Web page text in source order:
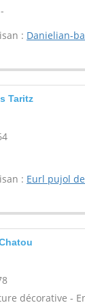
: Danielian-
Taritz
: Eurl pujol
décorative -